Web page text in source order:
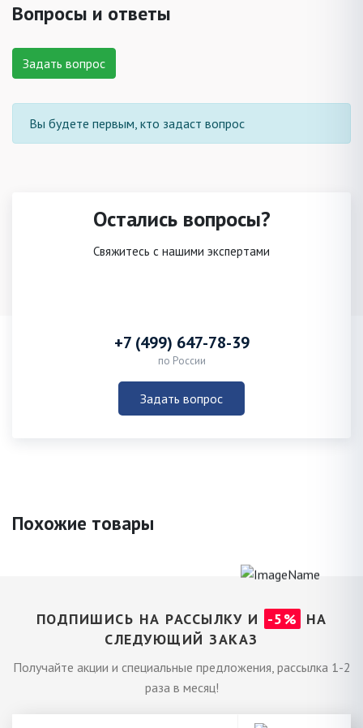
Вопросы и ответы
Задать вопрос
Вы будете первым, кто задаст вопрос
Остались вопросы?
Свяжитесь с нашими экспертами
+7 (499) 647-78-39
по России
Задать вопрос
Похожие товары
ПОДПИШИСЬ НА РАССЫЛКУ И -5%
НА
СЛЕДУЮЩИЙ ЗАКАЗ
Получайте акции и специальные предложения, рассылка 1-2
раза в месяц!